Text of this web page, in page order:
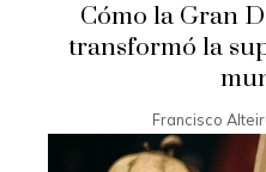
Cómo la Gran
transformó la
Francisco